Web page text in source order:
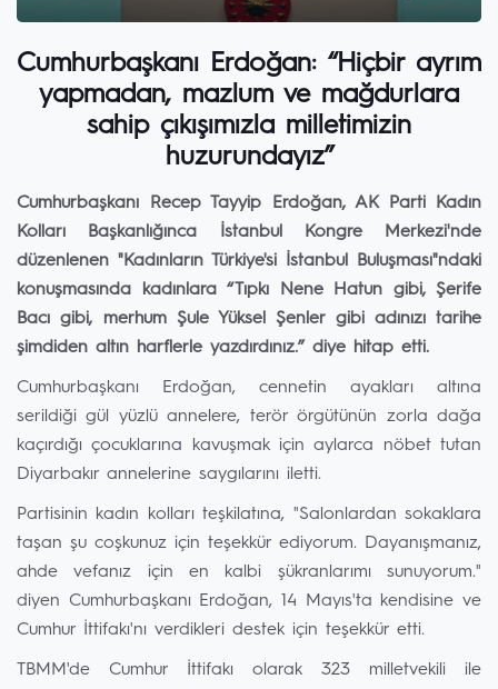
Cumhurbaşkanı Erdoğan: “Hiçbir ayrım
yapmadan, mazlum ve mağdurlara
sahip çıkışımızla milletimizin
huzurundayız”
Cumhurbaşkanı Recep Tayyip Erdoğan, AK Parti Kadın
Kolları Başkanlığınca İstanbul Kongre Merkezi'nde
düzenlenen "Kadınların Türkiye'si İstanbul Buluşması"ndaki
konuşmasında kadınlara “Tıpkı Nene Hatun gibi, Şerife
Bacı gibi, merhum Şule Yüksel Şenler gibi adınızı tarihe
şimdiden altın harflerle yazdırdınız.” diye hitap etti.
Cumhurbaşkanı Erdoğan, cennetin ayakları altına
serildiği gül yüzlü annelere, terör örgütünün zorla dağa
kaçırdığı çocuklarına kavuşmak için aylarca nöbet tutan
Diyarbakır annelerine saygılarını iletti.
Partisinin kadın kolları teşkilatına, "Salonlardan sokaklara
taşan şu coşkunuz için teşekkür ediyorum. Dayanışmanız,
ahde vefanız için en kalbi şükranlarımı sunuyorum."
diyen Cumhurbaşkanı Erdoğan, 14 Mayıs'ta kendisine ve
Cumhur İttifakı'nı verdikleri destek için teşekkür etti.
TBMM'de Cumhur İttifakı olarak 323 milletvekili ile